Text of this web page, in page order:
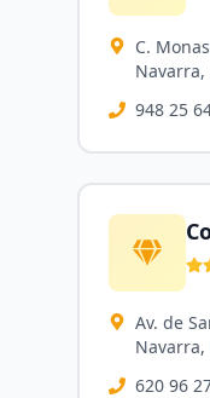
C.
Navarra,
948 25
Av. de
Navarra,
620 96